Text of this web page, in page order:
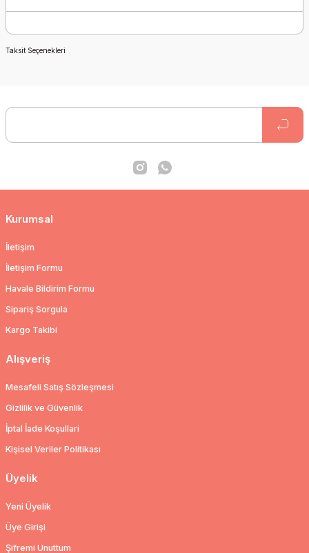
Taksit Seçenekleri
Kurumsal
İletişim
İletişim Formu
Havale Bildirim Formu
Sipariş Sorgula
Kargo Takibi
Alışveriş
Mesafeli Satış Sözleşmesi
Gizlilik ve Güvenlik
İptal İade Koşullari
Kişisel Veriler Politikası
Üyelik
Yeni Üyelik
Üye Girişi
Şifremi Unuttum